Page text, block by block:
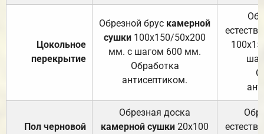
Цокольное
перекрытие
Обрезной брус камерной
сушки 100х150/50х200
мм. с шагом 600 мм.
Обработка
антисептиком.
Пол черновой
Обрезная доска
камерной сушки 20х100